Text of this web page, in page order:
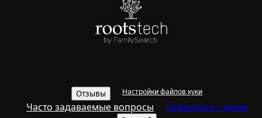
Отзывы Настройки файлов куки
Часто задаваемые вопросы Свяжитесь с нами